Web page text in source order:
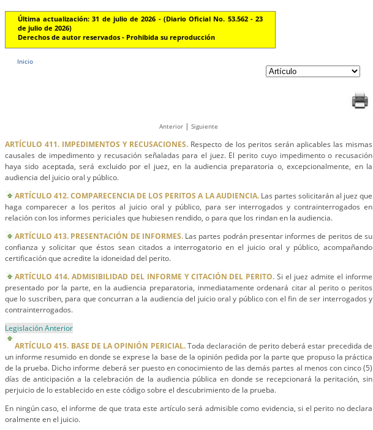
Última actualización: 31 de julio de 2026 - (Diario Oficial No. 53.562 - 23
de julio de 2026)
Derechos de autor reservados - Prohibida su reproducción
Inicio
Anterior | Siguiente
ARTÍCULO 411. IMPEDIMENTOS Y RECUSACIONES. Respecto de los peritos serán aplicables las mismas
causales de impedimento y recusación señaladas para el juez. El perito cuyo impedimento o recusación
haya sido aceptada, será excluido por el juez, en la audiencia preparatoria o, excepcionalmente, en la
audiencia del juicio oral y público.
ARTÍCULO 412. COMPARECENCIA DE LOS PERITOS A LA AUDIENCIA.Las partes solicitarán al juez que
haga comparecer a los peritos al juicio oral y público, para ser interrogados y contrainterrogados en
relación con los informes periciales que hubiesen rendido, o para que los rindan en la audiencia.
ARTÍCULO 413. PRESENTACIÓN DE INFORMES.Las partes podrán presentar informes de peritos de su
confianza y solicitar que éstos sean citados a interrogatorio en el juicio oral y público, acompañando
certificación que acredite la idoneidad del perito.
ARTÍCULO 414. ADMISIBILIDAD DEL INFORME Y CITACIÓN DEL PERITO. Si el juez admite el informe
presentado por la parte, en la audiencia preparatoria, inmediatamente ordenará citar al perito o peritos
que lo suscriben, para que concurran a la audiencia del juicio oral y público con el fin de ser interrogados y
contrainterrogados.
Legislación Anterior
ARTÍCULO 415. BASE DE LA OPINIÓN PERICIAL.Toda declaración de perito deberá estar precedida de
un informe resumido en donde se exprese la base de la opinión pedida por la parte que propuso la práctica
de la prueba. Dicho informe deberá ser puesto en conocimiento de las demás partes al menos con cinco (5)
días de anticipación a la celebración de la audiencia pública en donde se recepcionará la peritación, sin
perjuicio de lo establecido en este código sobre el descubrimiento de la prueba.
En ningún caso, el informe de que trata este artículo será admisible como evidencia, si el perito no declara
oralmente en el juicio.